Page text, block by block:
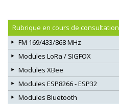
Rubrique en cours de consultation
FM 169/433/868 MHz
Modules LoRa / SIGFOX
Modules XBee
Modules ESP8266 - ESP32
Modules Bluetooth